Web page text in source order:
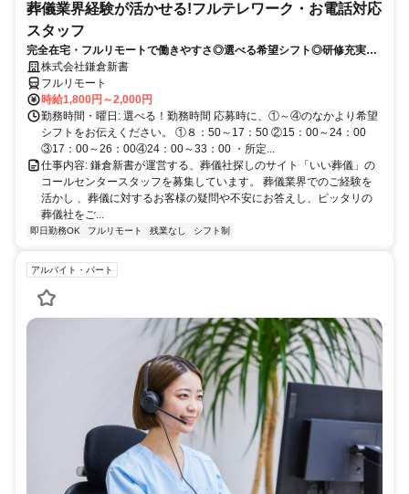
葬儀業界経験が活かせる!フルテレワーク・お電話対応
スタッフ
完全在宅・フルリモートで働きやすさ◎選べる希望シフト◎研修充実だ
から未経験でも安心！平日休みありの完全週休2日制で充実のワークラ
イフバランス！
株式会社鎌倉新書
フルリモート
時給1,800円～2,000円
勤務時間・曜日: 選べる！勤務時間 応募時に、①～④のなかより希望
シフトをお伝えください。 ①８：50～17：50 ②15：00～24：00
③17：00～26：00④24：00～33：00 ・所定...
仕事内容: 鎌倉新書が運営する、葬儀社探しのサイト「いい葬儀」の
コールセンタースタッフを募集しています。 葬儀業界でのご経験を
活かし 、葬儀に対するお客様の疑問や不安にお答えし、ピッタリの
葬儀社をご...
即日勤務OK フルリモート 残業なし シフト制
アルバイト・パート